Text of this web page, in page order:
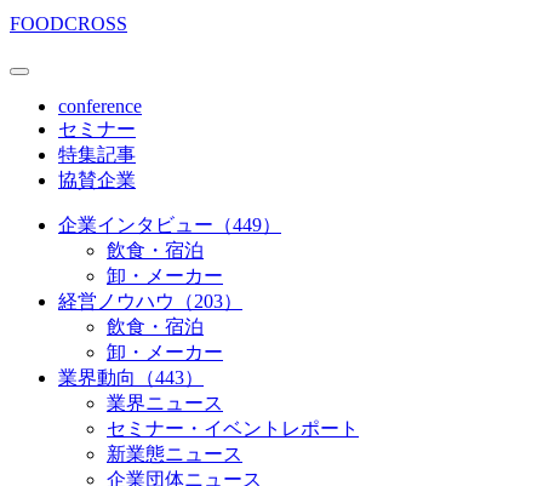
FOODCROSS
conference
セミナー
特集記事
協賛企業
企業インタビュー（449）
飲食・宿泊
卸・メーカー
経営ノウハウ（203）
飲食・宿泊
卸・メーカー
業界動向（443）
業界ニュース
セミナー・イベントレポート
新業態ニュース
企業団体ニュース